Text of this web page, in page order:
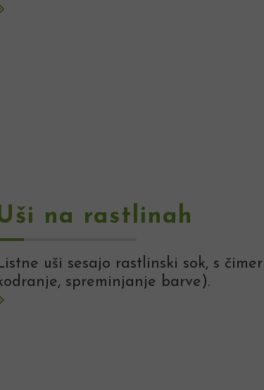
na rastlinah
uši sesajo rastlinski sok, s
spreminjanje barve).